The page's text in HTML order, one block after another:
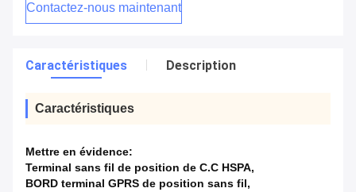
Contactez-nous maintenant
Caractéristiques Description
Caractéristiques
Mettre en évidence:
Terminal sans fil de position de C.C HSPA,
BORD terminal GPRS de position sans fil,